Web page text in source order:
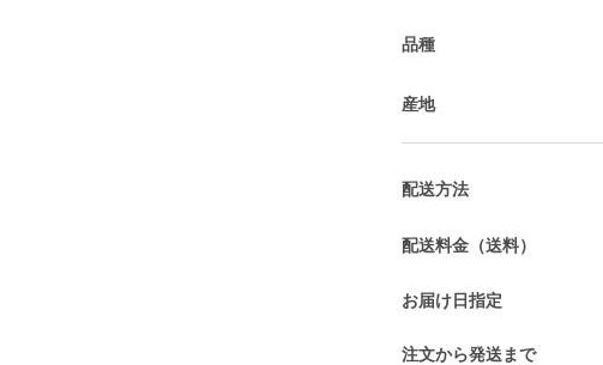
品種
産地
配送方法
配送料金（送料）
お届け日指定
注文から発送まで